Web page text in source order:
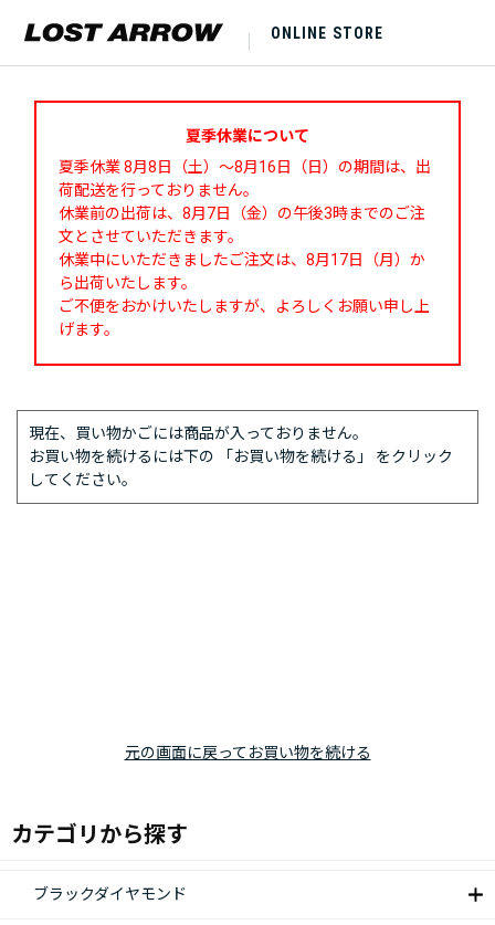
ONLINE STORE
夏季休業について
夏季休業 8月8日（土）～8月16日（日）の期間は、出
荷配送を行っておりません。
休業前の出荷は、8月7日（金）の午後3時までのご注
文とさせていただきます。
休業中にいただきましたご注文は、8月17日（月）か
ら出荷いたします。
ご不便をおかけいたしますが、よろしくお願い申し上
げます。
現在、買い物かごには商品が入っておりません。
お買い物を続けるには下の 「お買い物を続ける」 をクリック
してください。
元の画面に戻ってお買い物を続ける
カテゴリから探す
ブラックダイヤモンド